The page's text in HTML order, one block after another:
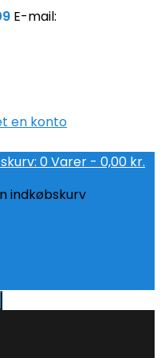
E-mail:
en konto
0Varer - 0,00 kr.
indkøbskurv